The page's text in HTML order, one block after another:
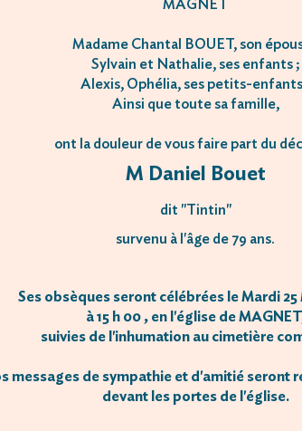
MAGNET
Madame Chantal BOUET, son
Sylvain et Nathalie, ses enfants ;
Alexis, Ophélia, ses petits-
Ainsi que toute sa famille,
ont la douleur de vous faire part du
M Daniel Bouet
dit "Tintin"
survenu à l'âge de 79 ans.
Ses obsèques seront célébrées le Mardi 25
à 15 h 00 , en l'église de
suivies de l'inhumation au cimetière
messages de sympathie et d'amitié seront
devant les portes de l'église.